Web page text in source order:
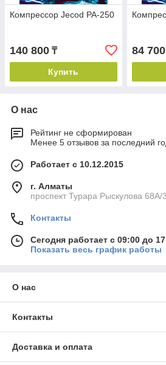
Компрессор Jecod PA-250
140 800 ₸
Купить
84 700
О нас
Рейтинг не сформирован
Менее 5 отзывов за последний
Работает с 10.12.2015
г. Алматы
проспект Турара Рыскулова
Контакты
Сегодня работает с 09:00 до
Показать весь график работы
О нас
Контакты
Доставка и оплата